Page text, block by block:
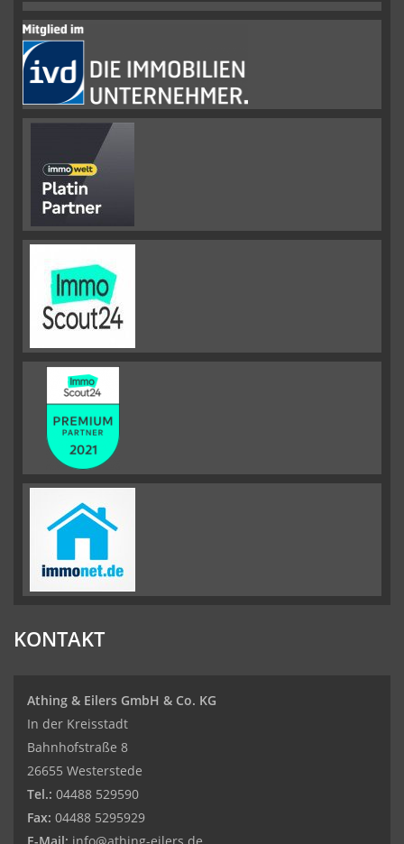
KONTAKT
Athing & Eilers GmbH & Co. KG
In der Kreisstadt
Bahnhofstraße 8
26655 Westerstede
Tel.: 04488 529590
Fax: 04488 5295929